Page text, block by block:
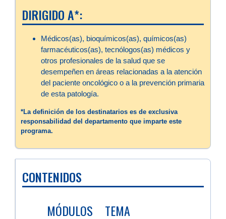
DIRIGIDO A*:
Médicos(as), bioquímicos(as), químicos(as)
farmacéuticos(as), tecnólogos(as) médicos y
otros profesionales de la salud que se
desempeñen en áreas relacionadas a la atención
del paciente oncológico o a la prevención primaria
de esta patología.
*La definición de los destinatarios es de exclusiva
responsabilidad del departamento que imparte este
programa.
CONTENIDOS
MÓDULOS
TEMA